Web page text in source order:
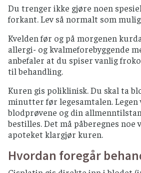
Du trenger ikke gjøre noen
forkant. Lev så normalt som
Kvelden før og på morgenen
allergi- og kvalmeforebyggende
anbefaler at du spiser vanlig
til behandling.
Kuren gis poliklinisk. Du skal ta
minutter før legesamtalen.
blodprøvene og din
bestilles. Det må påberegnes noe
apoteket klargjør kuren.
Hvordan foregår